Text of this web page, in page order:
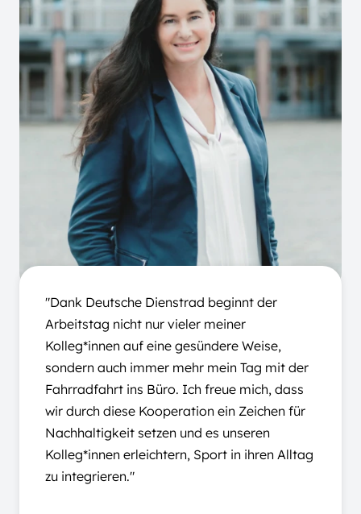
"Dank Deutsche Dienstrad beginnt der
Arbeitstag nicht nur vieler meiner
Kolleg*innen auf eine gesündere Weise,
sondern auch immer mehr mein Tag mit der
Fahrradfahrt ins Büro. Ich freue mich, dass
wir durch diese Kooperation ein Zeichen für
Nachhaltigkeit setzen und es unseren
Kolleg*innen erleichtern, Sport in ihren Alltag
zu integrieren."